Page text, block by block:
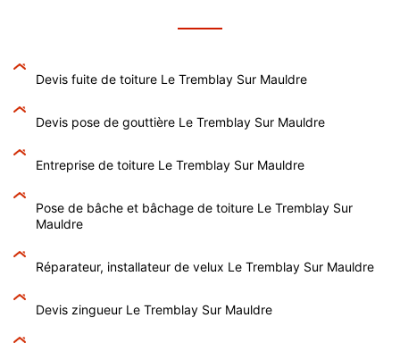
Devis fuite de toiture Le Tremblay Sur Mauldre
Devis pose de gouttière Le Tremblay Sur Mauldre
Entreprise de toiture Le Tremblay Sur Mauldre
Pose de bâche et bâchage de toiture Le Tremblay Sur
Mauldre
Réparateur, installateur de velux Le Tremblay Sur Mauldre
Devis zingueur Le Tremblay Sur Mauldre